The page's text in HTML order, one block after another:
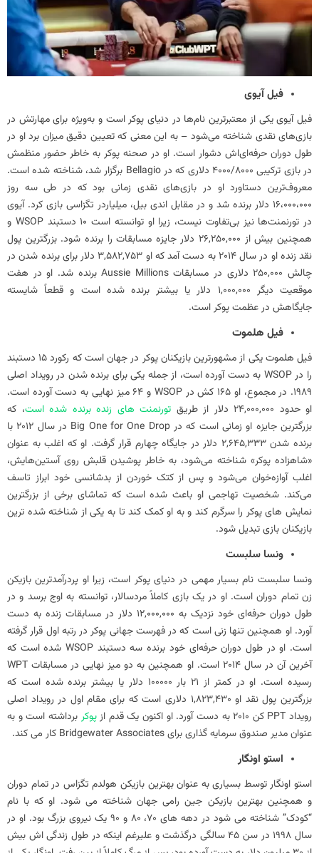
فیل آیوی
فیل آیوی یکی از معتبرترین نام‌ها در دنیای پوکر است و به‌ویژه برای مهارتش در
بازی‌های نقدی شناخته می‌شود – به این معنی که تعیین دقیق میزان برد او در
طول دوران حرفه‌ای‌اش دشوار است. او در صحنه پوکر به خاطر حضور منظمش
در بازی ترکیبی 4000/8000 دلاری که در Bellagio برگزار شد، شناخته شده است.
معروف‌ترین دستاورد او در بازی‌های نقدی زمانی بود که در طی سه روز
16،000،000 دلار برنده شد و در مقابل اندی بیل، میلیاردر تگزاسی بازی کرد. آیوی
در تورنمنت‌ها نیز بی‌تفاوت نیست، زیرا او توانسته است 10 دستبند WSOP و
همچنین بیش از 26,250,000 دلار جایزه مسابقات را برنده شود. بزرگترین پول
نقد زنده او در سال 2014 به دست آمد که او 3,582,753 دلار برای برنده شدن در
چالش 250,000 دلاری در مسابقات Aussie Millions برنده شد. او در هفت
موقعیت دیگر 1,000,000 دلار یا بیشتر برنده شده است و قطعاً شایسته
جایگاهش در عظمت پوکر است.
فیل هلموت
فیل هلموت یکی از مشهورترین بازیکنان پوکر در جهان است که رکورد 15 دستبند
را در WSOP به دست آورده است، از جمله یکی برای برنده شدن در رویداد اصلی
1989. در مجموع، او 165 کش در WSOP و 64 میز نهایی به دست آورده است.
او حدود 24,000,000 دلار از طریق
تورنمنت‌ های زنده برنده شده است، که
بزرگترین جایزه او زمانی است که در Big One for One Drop در سال 2012 با
برنده شدن 2,645,333 دلار در جایگاه چهارم قرار گرفت. او که اغلب به عنوان
«شاهزاده پوکر» شناخته می‌شود، به خاطر پوشیدن قلبش روی آستین‌هایش،
اغلب آوازه‌خوان می‌شود و پس از کتک خوردن از بدشانسی خود ابراز تاسف
می‌کند. شخصیت تهاجمی او باعث شده است که تماشای برخی از بزرگترین
نمایش های پوکر را سرگرم کند و به او کمک کند تا به یکی از شناخته شده ترین
بازیکنان بازی تبدیل شود.
ونسا سلبست
ونسا سلبست نام بسیار مهمی در دنیای پوکر است، زیرا او پردرآمدترین بازیکن
زن تمام دوران است. او در یک بازی کاملاً مردسالار، توانسته به اوج برسد و در
طول دوران حرفه‌ای خود نزدیک به 12,000,000 دلار در مسابقات زنده به دست
آورد. او همچنین تنها زنی است که در فهرست جهانی پوکر در رتبه اول قرار گرفته
است. او در طول دوران حرفه‌ای خود برنده سه دستبند WSOP شده است که
آخرین آن در سال 2014 است. او همچنین به دو میز نهایی در مسابقات WPT
رسیده است. او در کمتر از 21 بار 100000 دلار یا بیشتر برنده شده است که
بزرگترین پول نقد او 1,823,430 دلاری است که برای مقام اول در رویداد اصلی
رویداد PPT کن 2010 به دست آورد. او اکنون یک قدم از
پوکر برداشته است و به
عنوان مدیر صندوق سرمایه گذاری برای Bridgewater Associates کار می کند.
استو اونگار
استو اونگار توسط بسیاری به عنوان بهترین بازیکن هولدم تگزاس در تمام دوران
و همچنین بهترین بازیکن جین رامی جهان شناخته می شود. او که با نام
“کودک” شناخته می شود در دهه های 70، 80 و 90 یک نیروی بزرگ بود. او در
سال 1998 در سن 45 سالگی درگذشت و علیرغم اینکه در طول زندگی اش بیش